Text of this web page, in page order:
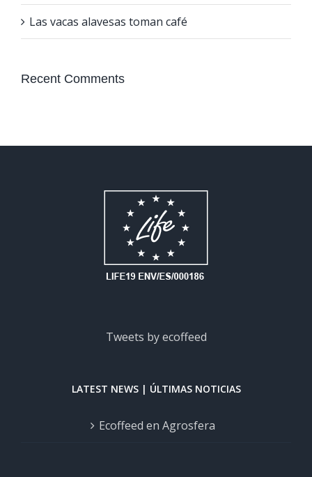
Las vacas alavesas toman café
Recent Comments
Tweets by ecoffeed
LATEST NEWS | ÚLTIMAS NOTICIAS
Ecoffeed en Agrosfera